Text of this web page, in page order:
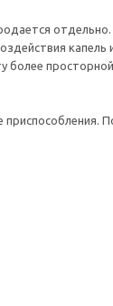
отдельно.
капель